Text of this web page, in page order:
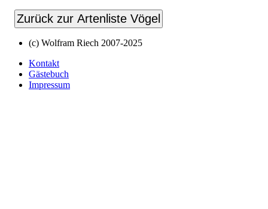
Zurück zur Artenliste Vögel
(c) Wolfram Riech 2007-2025
Kontakt
Gästebuch
Impressum